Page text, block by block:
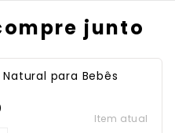
junto
para Bebês
Item atual